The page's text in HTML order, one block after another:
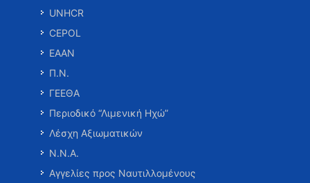
UNHCR
CEPOL
ΕΑΑΝ
Π.Ν.
ΓΕΕΘΑ
Περιοδικό “Λιμενική Ηχώ”
Λέσχη Αξιωματικών
Ν.Ν.Α.
Αγγελίες προς Ναυτιλλομένους